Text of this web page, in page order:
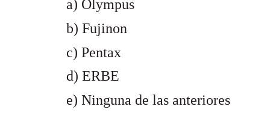
a) Olympus
b) Fujinon
c) Pentax
d) ERBE
e) Ninguna de las anteriores